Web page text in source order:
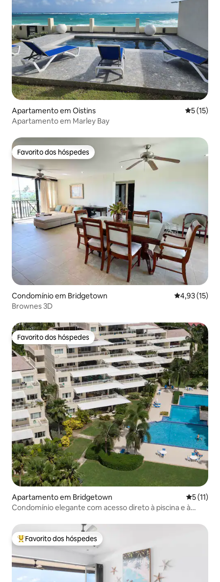
Apartamento em Oistins
5 (15)
Apartamento em Marley Bay
Favorito dos hóspedes
Favorito dos hóspedes
Condomínio em Bridgetown Classificação
4,93 (15)
Brownes 3D
Favorito dos hóspedes
Favorito dos hóspedes
Apartamento em Bridgetown
5 (11)
Condomínio elegante com acesso direto à piscina e à
Favoritos dos hóspedes mais apreciados
Favorito dos hóspedes